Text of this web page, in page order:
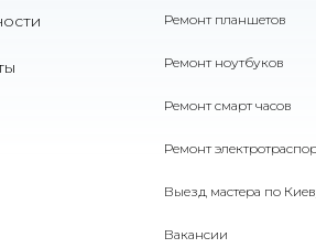
Ремонт планшетов
Ремонт ноутбуков
Ремонт смарт часов
Ремонт
Выезд мастера по
Вакансии